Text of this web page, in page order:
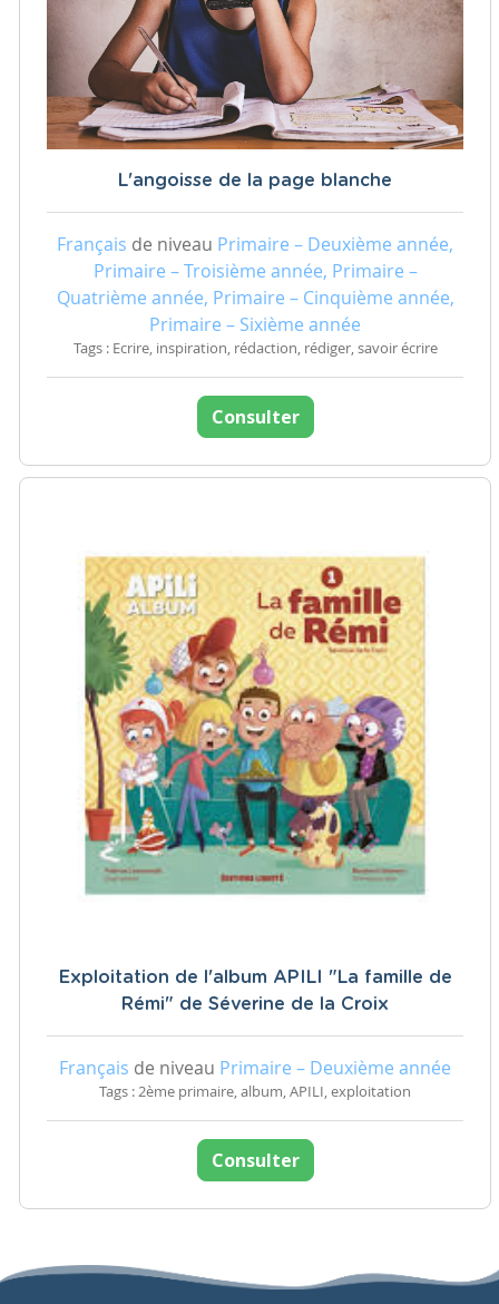
L'angoisse de la page blanche
Français de niveau Primaire – Deuxième année,
Primaire – Troisième année, Primaire –
Quatrième année, Primaire – Cinquième année,
Primaire – Sixième année
Tags : Ecrire, inspiration, rédaction, rédiger, savoir écrire
Consulter
Exploitation de l'album APILI "La famille de
Rémi" de Séverine de la Croix
Français de niveau Primaire – Deuxième année
Tags : 2ème primaire, album, APILI, exploitation
Consulter